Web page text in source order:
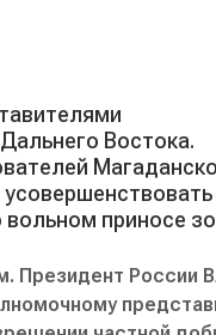
Востока.
приносе
России